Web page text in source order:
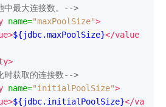
最大连接数。-->
name="maxPoolSize">
${jdbc.maxPoolSize}</value
获取的连接数-->
name="initialPoolSize">
${jdbc.initialPoolSize}</va